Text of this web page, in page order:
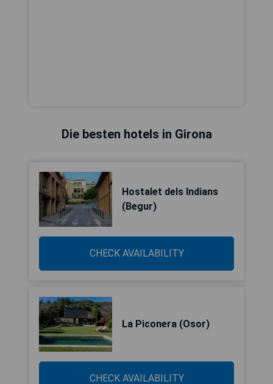
Die besten hotels in Girona
Hostalet dels Indians
(Begur)
CHECK AVAILABILITY
La Piconera (Osor)
CHECK AVAILABILITY